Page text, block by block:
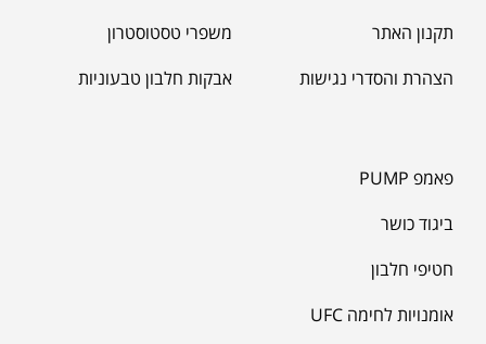
תקנון האתר
הצהרת והסדרי נגישות
משפרי טסטוסטרון
אבקות חלבון טבעוניות
פאמפ PUMP
ביגוד כושר
חטיפי חלבון
אומנויות לחימה UFC